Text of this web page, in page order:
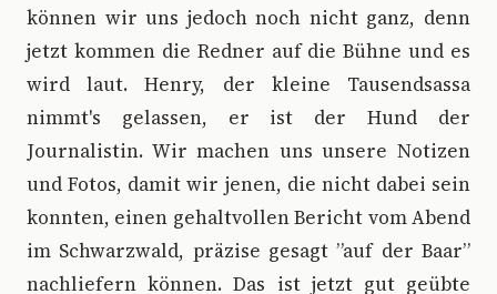
können wir uns jedoch noch nicht ganz, denn
jetzt kommen die Redner auf die Bühne und es
wird laut. Henry, der kleine Tausendsassa
nimmt's gelassen, er ist der Hund der
Journalistin. Wir machen uns unsere Notizen
und Fotos, damit wir jenen, die nicht dabei sein
konnten, einen gehaltvollen Bericht vom Abend
im Schwarzwald, präzise gesagt ”auf der Baar”
nachliefern können. Das ist jetzt gut geübte